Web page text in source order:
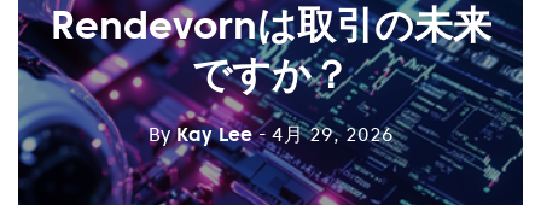
Rendevornは取引の未来
ですか？
ByKay Lee - 4月 29, 2026